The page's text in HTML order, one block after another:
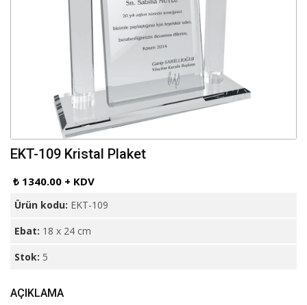
EKT-109 Kristal Plaket
₺ 1340.00 + KDV
Ürün kodu: EKT-109
Ebat: 18 x 24 cm
Stok: 5
AÇIKLAMA